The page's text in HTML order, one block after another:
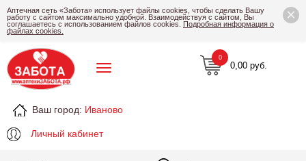
×
Аптечная сеть «Забота» использует файлы cookies, чтобы сделать Вашу
работу с сайтом максимально удобной. Взаимодействуя с сайтом, Вы
соглашаетесь с использованием файлов cookies. Подробная информация о
файлах cookies.
Ваш город: Иваново
Личный кабинет
0,00 руб.
0